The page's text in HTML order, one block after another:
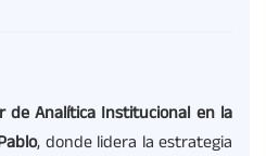
de Analítica Institucional en la
, donde lidera la estrategia